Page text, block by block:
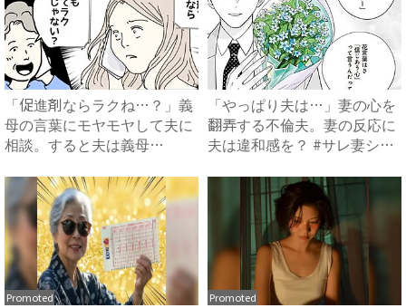
「促進剤ならラクね…？」義
母の言葉にモヤモヤして夫に
相談。すると夫は義母
「やっぱり夫は…」妻の心を
翻弄する不倫夫。妻の反応に
夫は違和感を？ #サレ妻シ
Promoted Promoted